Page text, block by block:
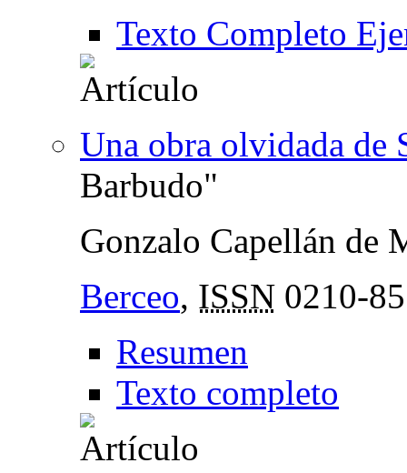
Texto Completo
Una obra olvidada de
Barbudo"
Gonzalo Capellán de
Berceo, ISSN 0210-
Resumen
Texto completo